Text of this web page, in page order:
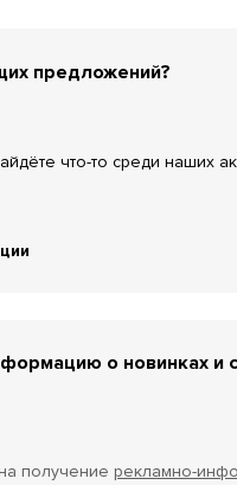
предложений?
что-то среди наших
о новинках и
получение рекламно-